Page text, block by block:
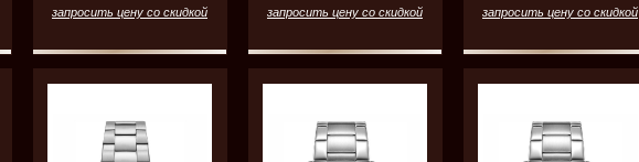
запросить цену со скидкой запросить цену со скидкой запросить цену со скидкой